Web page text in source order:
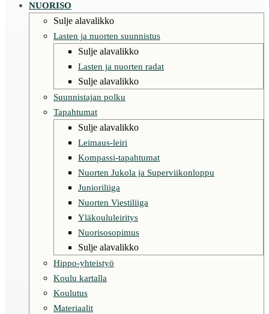
NUORISO
Sulje alavalikko
Lasten ja nuorten suunnistus
Sulje alavalikko
Lasten ja nuorten radat
Sulje alavalikko
Suunnistajan polku
Tapahtumat
Sulje alavalikko
Leimaus-leiri
Kompassi-tapahtumat
Nuorten Jukola ja Superviikonloppu
Junioriliiga
Nuorten Viestiliiga
Yläkoululeiritys
Nuorisosopimus
Sulje alavalikko
Hippo-yhteistyö
Koulu kartalla
Koulutus
Materiaalit